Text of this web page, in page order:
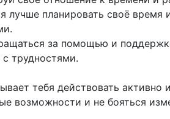
лучше планировать своё время
за помощью и
трудностями.
тебя действовать активно
возможности и не бояться